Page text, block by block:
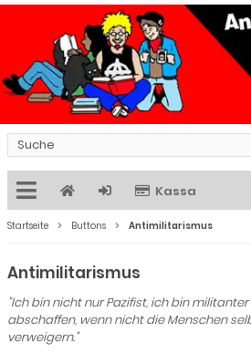
Kassa
Startseite Buttons Antimilitarismus
Antimilitarismus
"Ich bin nicht nur Pazifist, ich bin
abschaffen, wenn nicht die Menschen
verweigern."